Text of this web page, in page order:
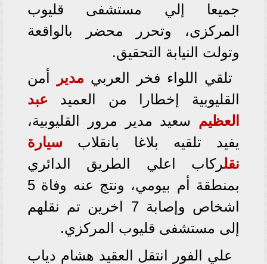
جميعا إلي مستشفى قليوب
المركزى، وتحرر محضر بالواقعة
وتولت النيابة التحقيق.
تلقي اللواء فخر العربي مدير
أمن
القليوبية إخطارا من العميد عبد
العظيم سعيد مدير مرور القليوبية،
يفيد تلقيه بلاغا بانقلاب سيارة
نقلركاب اعلي الطريق الدائري
بمنطقة أم بيومي، ونتج عنه وفاة 5
اشخاص وإصابة 7 اخرين تم نقلهم
إلى مستشفى قليوب المركزي.
علي الفور انتقل العقيد هشام دياب